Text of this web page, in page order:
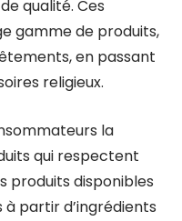
qualité. Ces
gamme de produits,
en passant
religieux.
la
qui respectent
produits disponibles
partir d’ingrédients